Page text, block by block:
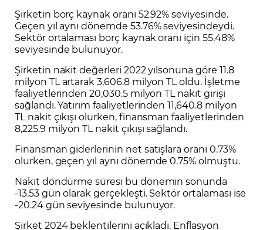
Şirketin borç kaynak oranı 52.92% seviyesinde.
Geçen yıl aynı dönemde 53.76% seviyesindeydi.
Sektör ortalaması borç kaynak oranı için 55.48%
seviyesinde bulunuyor.
Şirketin nakit değerleri 2022 yılsonuna göre 11.8
milyon TL artarak 3,606.8 milyon TL oldu. İşletme
faaliyetlerinden 20,030.5 milyon TL nakit girişi
sağlandı. Yatırım faaliyetlerinden 11,640.8 milyon
TL nakit çıkışı olurken, finansman faaliyetlerinden
8,225.9 milyon TL nakit çıkışı sağlandı.
Finansman giderlerinin net satışlara oranı 0.73%
olurken, geçen yıl aynı dönemde 0.75% olmuştu.
Nakit döndürme süresi bu dönemin sonunda
-13.53 gün olarak gerçekleşti. Sektör ortalaması ise
-20.24 gün seviyesinde bulunuyor.
Şirket 2024 beklentilerini açıkladı. Enflasyon